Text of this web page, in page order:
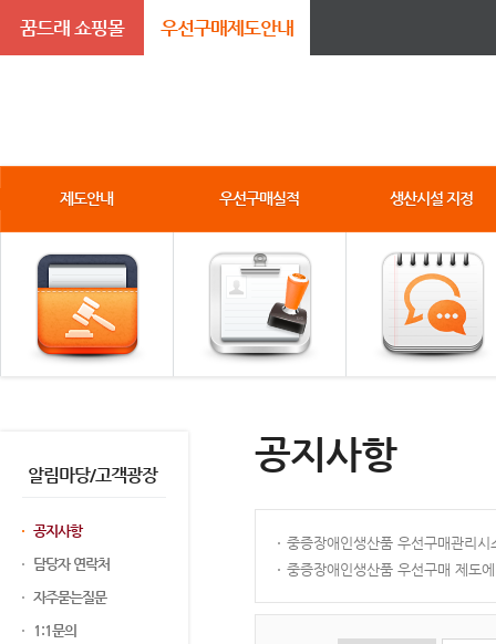
꿈드래 쇼핑몰 우선구매제도안내
제도안내 우선구매실적 생산시설 지정
알림마당/고객광장
공지사항
담당자 연락처
자주묻는질문
1:1문의
공지사항
중증장애인생산품 우선구매관리
중증장애인생산품 우선구매 제도